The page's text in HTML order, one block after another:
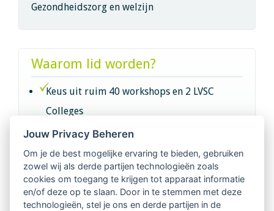
Gezondheidszorg en welzijn
Waarom lid worden?
Keus uit ruim 40 workshops en 2 LVSC
Colleges
Intervisie met geregistreerde vakgenoten
Netwerk van 2100 professionals in 14
regio's
Jouw Privacy Beheren
Om je de best mogelijke ervaring te bieden, gebruiken
zowel wij als derde partijen technologieën zoals
cookies om toegang te krijgen tot apparaat informatie
en/of deze op te slaan. Door in te stemmen met deze
technologieën, stel je ons en derde partijen in de